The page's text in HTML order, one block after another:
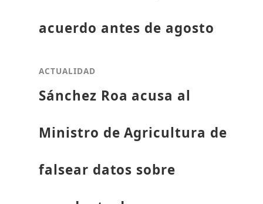
acuerdo antes de agosto
ACTUALIDAD
Sánchez Roa acusa al
Ministro de Agricultura de
falsear datos sobre